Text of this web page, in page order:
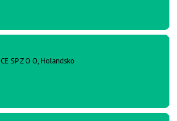
SP Z O O, Holandsko